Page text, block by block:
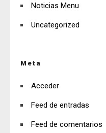
Noticias Menu
Uncategorized
Meta
Acceder
Feed de entradas
Feed de comentarios